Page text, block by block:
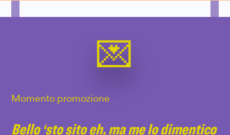
Momento promozione
Bello ‘sto sito eh, ma me lo dimentico